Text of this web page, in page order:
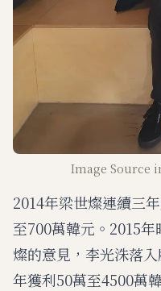
Image Source
2014年梁世燦連續三
至700萬韓元。2015
燦的意見，李光洙落
年獲利50萬至4500萬